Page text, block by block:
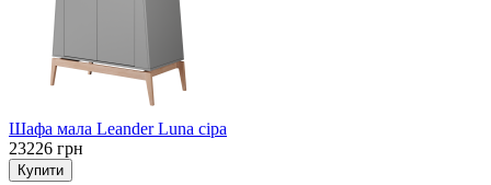
Шафа мала Leander Luna сіра
23226 грн